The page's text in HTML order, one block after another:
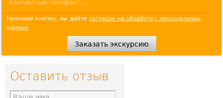
Нажимая кнопку, вы даёте согласие на обработку персональных
данных
Оставить отзыв